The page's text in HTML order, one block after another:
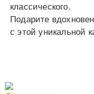
классического.
Подарите
с этой уникальной